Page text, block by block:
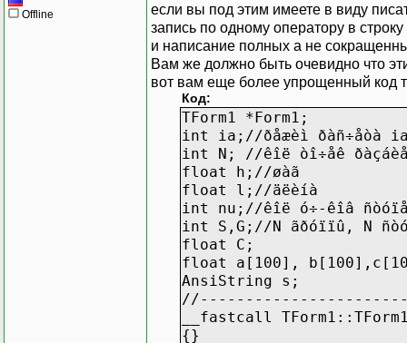
Offline
если вы под этим имеете в виду
запись по одному оператору в строку
и написание полных а не
Вам же должно быть очевидно что
вот вам еще более упрощенный код
Код:
TForm1 *Form1;
int ia;//ðåæèì
int N; //êîë òî÷åê
float h;//øàã
float l;//äëèíà
int nu;//êîë ó÷-êîâ
int S,G;//N ãðóïïû, N
float C;
float a[100],
AnsiString s;
__fastcall
{}